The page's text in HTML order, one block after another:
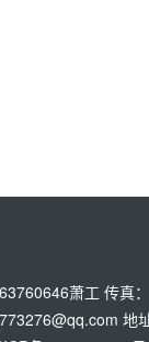
萧工 传真：
地